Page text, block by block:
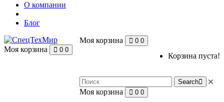
О компании
Блог
Моя корзина 0 0
Корзина пуста!
Search
Моя корзина 0 0
Моя корзина 0 0